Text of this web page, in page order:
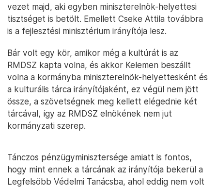
vezet majd, aki egyben miniszterelnök-helyettesi
tisztséget is betölt. Emellett Cseke Attila továbbra
is a fejlesztési minisztérium irányítója lesz.
Bár volt egy kör, amikor még a kultúrát is az
RMDSZ kapta volna, és akkor Kelemen beszállt
volna a kormányba miniszterelnök-helyettesként és
a kulturális tárca irányítójaként, ez végül nem jött
össze, a szövetségnek meg kellett elégednie két
tárcával, így az RMDSZ elnökének nem jut
kormányzati szerep.
Tánczos pénzügyminisztersége amiatt is fontos,
hogy mint ennek a tárcának az irányítója bekerül a
Legfelsőbb Védelmi Tanácsba, ahol eddig nem volt